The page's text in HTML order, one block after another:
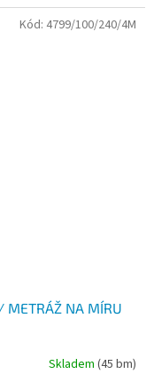
NA MÍRU
Skladem (45 bm)
Kód: 4799/100/240/4M